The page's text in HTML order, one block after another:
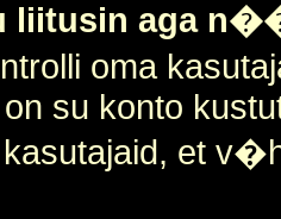
liitusin aga
oma
su konto
et